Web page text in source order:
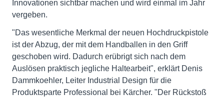
Innovationen sichtbar machen und wird einmal im Jahr
vergeben.
"Das wesentliche Merkmal der neuen Hochdruckpistole
ist der Abzug, der mit dem Handballen in den Griff
geschoben wird. Dadurch erübrigt sich nach dem
Auslösen praktisch jegliche Haltearbeit", erklärt Denis
Dammkoehler, Leiter Industrial Design für die
Produktsparte Professional bei Kärcher. "Der Rückstoß